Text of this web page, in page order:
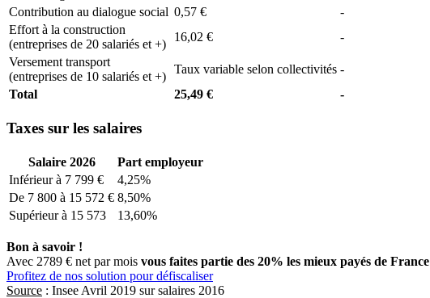
Contribution au dialogue social 0,57 €
-
Effort à la construction
(entreprises de 20 salariés et +)
16,02 €
-
Versement transport
(entreprises de 10 salariés et +)
Taux variable selon collectivités -
Total
25,49 € -
Taxes sur les salaires
Salaire 2026
Part employeur
Inférieur à 7 799 €
4,25%
De 7 800 à 15 572 € 8,50%
Supérieur à 15 573
13,60%
Bon à savoir !
Avec 2789 € net par mois vous faites partie des 20% les mieux payés de France
Profitez de nos solution pour défiscaliser
Source : Insee Avril 2019 sur salaires 2016